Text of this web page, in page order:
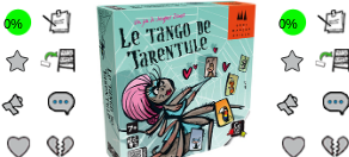
0% 0%